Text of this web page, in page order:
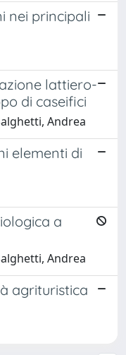
nei principali
lattiero-
di caseifici
Andrea
elementi di
a
Andrea
agrituristica